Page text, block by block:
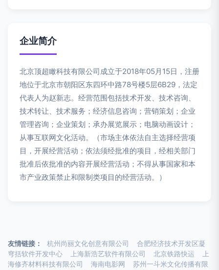
企业简介
北京顶超瞰科技有限公司成立于2018年05月15日，注册
地位于北京市朝阳区东四环中路78号楼5层6B29，法定
代表人为赵新志。经营范围包括技术开发、技术咨询、
技术转让、技术服务；经济信息咨询；营销策划；企业
管理咨询；企业策划；承办展览展示；电脑动画设计；
从事互联网文化活动。（市场主体依法自主选择经营项
目，开展经营活动；依法须经批准的项目，经相关部门
批准后依批准的内容开展经营活动；不得从事国家和本
市产业政策禁止和限制类项目的经营活动。）
友情链接： 杭州尚丽文化创意有限公司
合肥经济技术开发区凝
穹括软件开发中心
上海新浩艺软件有限公司 北京铁路快运
上
海修齐材料科技有限公司
海南电影网
苏州一斗米文化传播有限